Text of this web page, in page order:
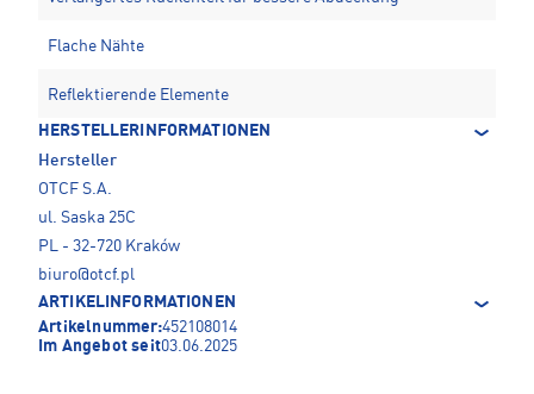
Flache Nähte
Reflektierende Elemente
HERSTELLERINFORMATIONEN
Hersteller
OTCF S.A.
ul. Saska 25C
PL - 32-720 Kraków
biuro@otcf.pl
ARTIKELINFORMATIONEN
Artikelnummer:452108014
Im Angebot seit03.06.2025